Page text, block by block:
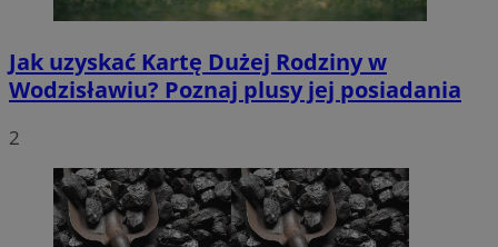
Jak uzyskać Kartę Dużej Rodziny w
Wodzisławiu? Poznaj plusy jej posiadania
2